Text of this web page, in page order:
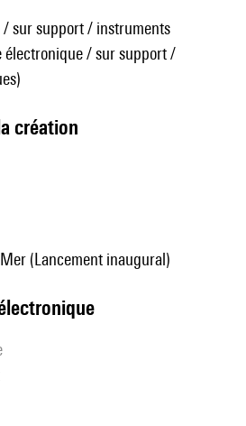
sur support / instruments
électronique / sur support /
création
Mer (Lancement inaugural)